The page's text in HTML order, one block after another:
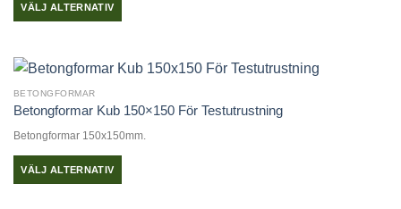
väljas
på
produktsidan
VÄLJ ALTERNATIV
produkten
flera
De
BETONGFORMAR
Betongformar Kub 150×150 För Testutrustning
Betongformar 150x150mm.
VÄLJ ALTERNATIV